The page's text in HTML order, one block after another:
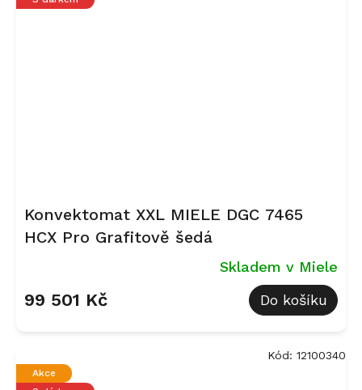
Konvektomat XXL MIELE DGC 7465
HCX Pro Grafitově šedá
Skladem v Miele
99 501 Kč Do košíku
Akce
Kód: 12100340